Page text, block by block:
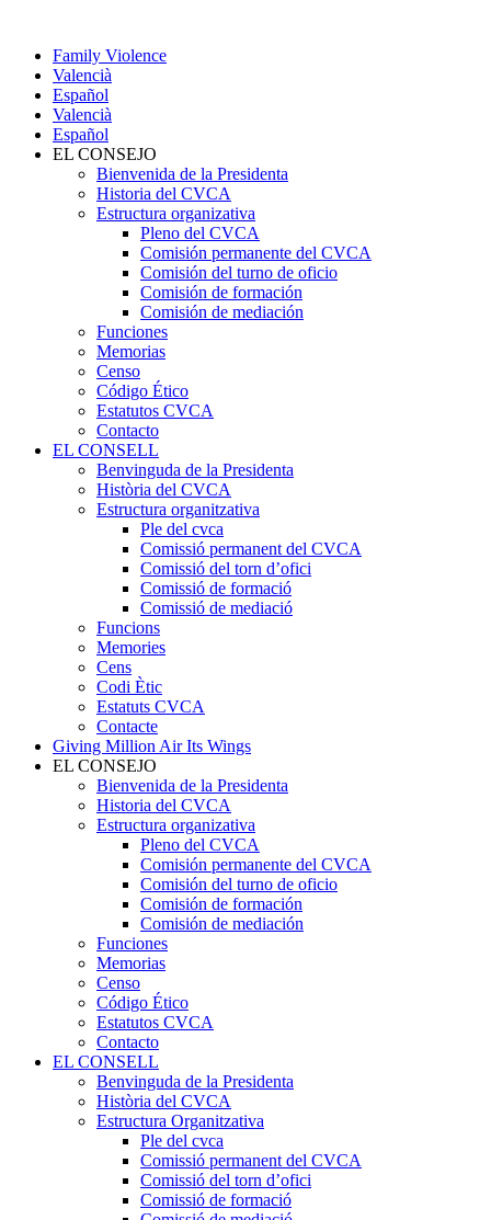
Family Violence
Valencià
Español
Valencià
Español
EL CONSEJO
Bienvenida de la Presidenta
Historia del CVCA
Estructura organizativa
Pleno del CVCA
Comisión permanente del CVCA
Comisión del turno de oficio
Comisión de formación
Comisión de mediación
Funciones
Memorias
Censo
Código Ético
Estatutos CVCA
Contacto
EL CONSELL
Benvinguda de la Presidenta
Història del CVCA
Estructura organitzativa
Ple del cvca
Comissió permanent del CVCA
Comissió del torn d’ofici
Comissió de formació
Comissió de mediació
Funcions
Memories
Cens
Codi Ètic
Estatuts CVCA
Contacte
Giving Million Air Its Wings
EL CONSEJO
Bienvenida de la Presidenta
Historia del CVCA
Estructura organizativa
Pleno del CVCA
Comisión permanente del CVCA
Comisión del turno de oficio
Comisión de formación
Comisión de mediación
Funciones
Memorias
Censo
Código Ético
Estatutos CVCA
Contacto
EL CONSELL
Benvinguda de la Presidenta
Història del CVCA
Estructura Organitzativa
Ple del cvca
Comissió permanent del CVCA
Comissió del torn d’ofici
Comissió de formació